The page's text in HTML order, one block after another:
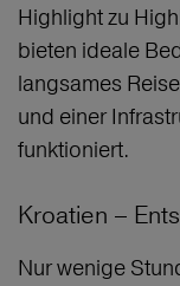
Highlight zu
bieten ideale
langsames
und einer
funktioniert.
Kroatien –
Nur wenige